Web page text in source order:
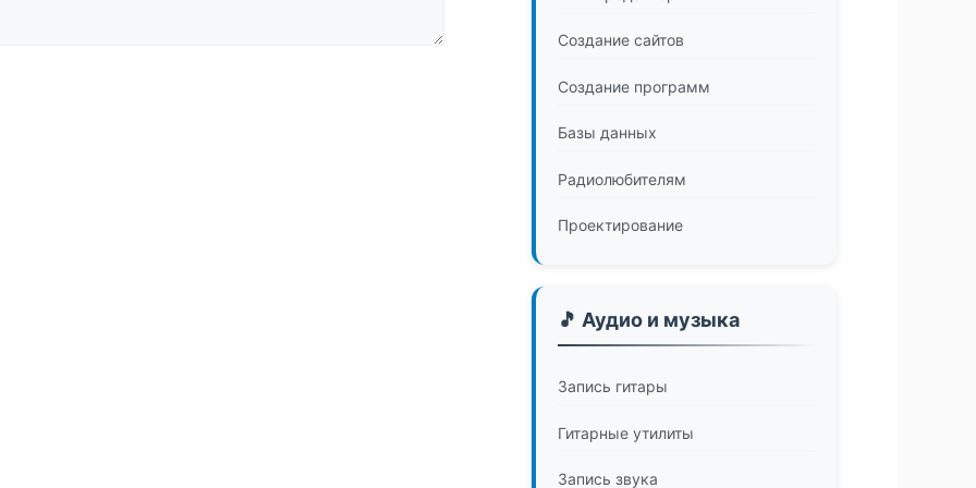
Создание сайтов
Создание программ
Базы данных
Радиолюбителям
Проектирование
🎵 Аудио и музыка
Запись гитары
Гитарные утилиты
Запись звука